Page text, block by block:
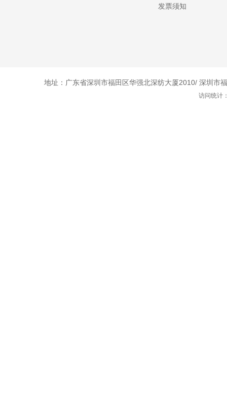
发票须知
地址：广东省深圳市福田区华强北深纺大厦2010/ 深圳市
访问统计